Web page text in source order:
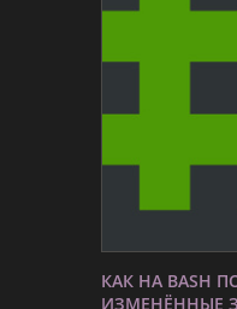
КАК НА BASH
ИЗМЕНЁННЫЕ